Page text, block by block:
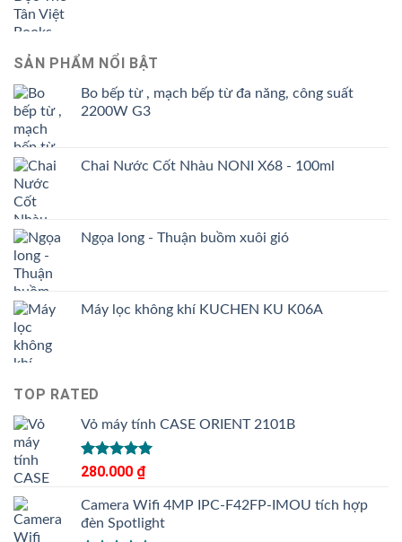
SẢN PHẨM NỔI BẬT
Bo bếp từ , mạch bếp từ đa năng, công suất
2200W G3
Chai Nước Cốt Nhàu NONI X68 - 100ml
Ngọa long - Thuận buồm xuôi gió
Máy lọc không khí KUCHEN KU K06A
TOP RATED
Vỏ máy tính CASE ORIENT 2101B
Được xếp
5 sao
280.000 ₫
Camera Wifi 4MP IPC-F42FP-IMOU tích hợp
đèn Spotlight